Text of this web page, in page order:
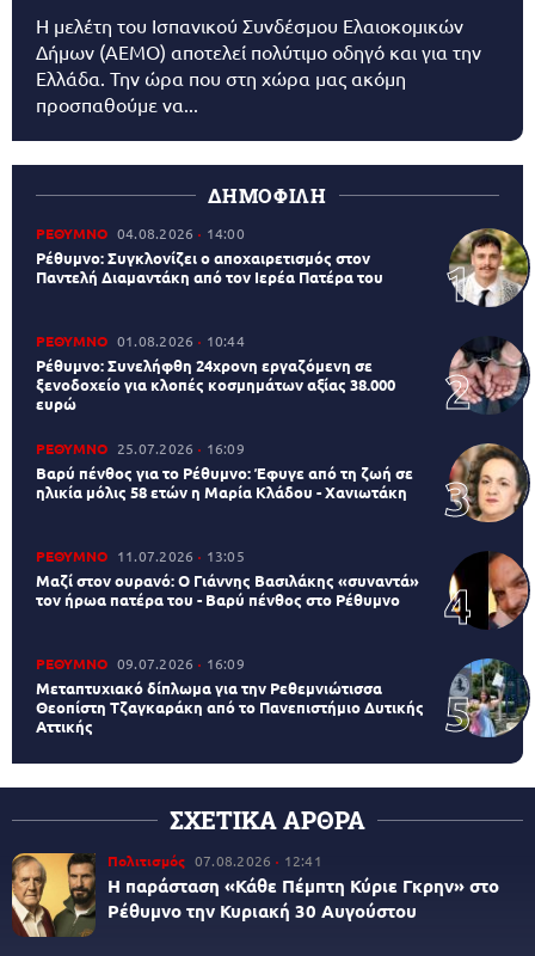
Η μελέτη του Ισπανικού Συνδέσμου Ελαιοκομικών
Δήμων (AEMO) αποτελεί πολύτιμο οδηγό και για την
Ελλάδα. Την ώρα που στη χώρα μας ακόμη
προσπαθούμε να...
ΔΗΜΟΦΙΛΗ
ΡΕΘΥΜΝΟ 04.08.2026 14:00
Ρέθυμνο: Συγκλονίζει ο αποχαιρετισμός στον
Παντελή Διαμαντάκη από τον Ιερέα Πατέρα του
ΡΕΘΥΜΝΟ 01.08.2026 10:44
Ρέθυμνο: Συνελήφθη 24χρονη εργαζόμενη σε
ξενοδοχείο για κλοπές κοσμημάτων αξίας 38.000
ευρώ
ΡΕΘΥΜΝΟ 25.07.2026 16:09
Βαρύ πένθος για το Ρέθυμνο: Έφυγε από τη ζωή σε
ηλικία μόλις 58 ετών η Μαρία Κλάδου - Χανιωτάκη
ΡΕΘΥΜΝΟ 11.07.2026 13:05
Μαζί στον ουρανό: Ο Γιάννης Βασιλάκης «συναντά»
τον ήρωα πατέρα του - Βαρύ πένθος στο Ρέθυμνο
ΡΕΘΥΜΝΟ 09.07.2026 16:09
Μεταπτυχιακό δίπλωμα για την Ρεθεμνιώτισσα
Θεοπίστη Τζαγκαράκη από το Πανεπιστήμιο Δυτικής
Αττικής
ΣΧΕΤΙΚΑ ΑΡΘΡΑ
Πολιτισμός 07.08.2026 12:41
Η παράσταση «Κάθε Πέμπτη Κύριε Γκρην» στο
Ρέθυμνο την Κυριακή 30 Αυγούστου